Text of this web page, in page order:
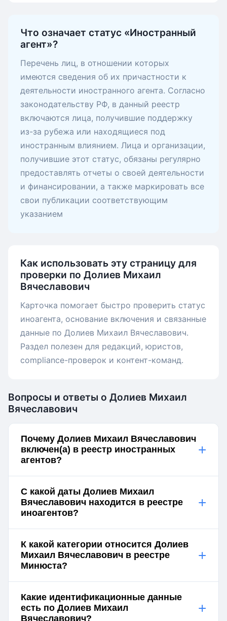
Что означает статус «Иностранный
агент»?
Перечень лиц, в отношении которых
имеются сведения об их причастности к
деятельности иностранного агента. Согласно
законодательству РФ, в данный реестр
включаются лица, получившие поддержку
из-за рубежа или находящиеся под
иностранным влиянием. Лица и организации,
получившие этот статус, обязаны регулярно
предоставлять отчеты о своей деятельности
и финансировании, а также маркировать все
свои публикации соответствующим
указанием
Как использовать эту страницу для
проверки по Долиев Михаил
Вячеславович
Карточка помогает быстро проверить статус
иноагента, основание включения и связанные
данные по Долиев Михаил Вячеславович.
Раздел полезен для редакций, юристов,
compliance-проверок и контент-команд.
Вопросы и ответы о Долиев Михаил
Вячеславович
Почему Долиев Михаил Вячеславович
включен(а) в реестр иностранных
агентов?
+
С какой даты Долиев Михаил
Вячеславович находится в реестре
иноагентов?
+
К какой категории относится Долиев
Михаил Вячеславович в реестре
Минюста?
+
Какие идентификационные данные
есть по Долиев Михаил
Вячеславович?
+